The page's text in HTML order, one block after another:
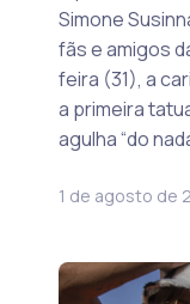
Simone
fãs e amigos
feira (31), a
a primeira
agulha “do
1 de agosto de